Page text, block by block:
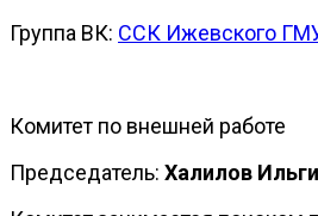
Группа ВК: CCК Ижевского
Комитет по внешней работе
Председатель: Халилов